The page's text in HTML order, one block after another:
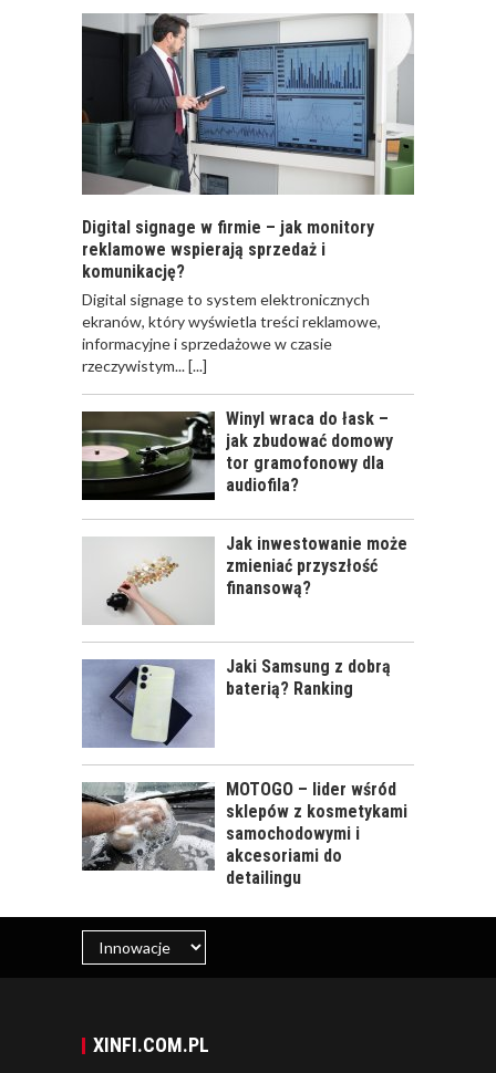
Digital signage w firmie – jak monitory
reklamowe wspierają sprzedaż i
komunikację?
​Digital signage to system elektronicznych
ekranów, który wyświetla treści reklamowe,
informacyjne i sprzedażowe w czasie
rzeczywistym...[...]
Winyl wraca do łask –
jak zbudować domowy
tor gramofonowy dla
audiofila?
Jak inwestowanie może
zmieniać przyszłość
finansową?
Jaki Samsung z dobrą
baterią? Ranking
MOTOGO – lider wśród
sklepów z kosmetykami
samochodowymi i
akcesoriami do
detailingu
XINFI.COM.PL